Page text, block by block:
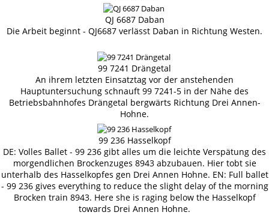
QJ 6687 Daban
Die Arbeit beginnt - QJ6687 verlässt Daban in Richtung Westen.
99 7241 Drängetal
An ihrem letzten Einsatztag vor der anstehenden
Hauptuntersuchung schnauft 99 7241-5 in der Nähe des
Betriebsbahnhofes Drängetal bergwärts Richtung Drei Annen-
Hohne.
99 236 Hasselkopf
DE: Volles Ballet - 99 236 gibt alles um die leichte Verspätung des
morgendlichen Brockenzuges 8943 abzubauen. Hier tobt sie
unterhalb des Hasselkopfes gen Drei Annen Hohne. EN: Full ballet
- 99 236 gives everything to reduce the slight delay of the morning
Brocken train 8943. Here she is raging below the Hasselkopf
towards Drei Annen Hohne.